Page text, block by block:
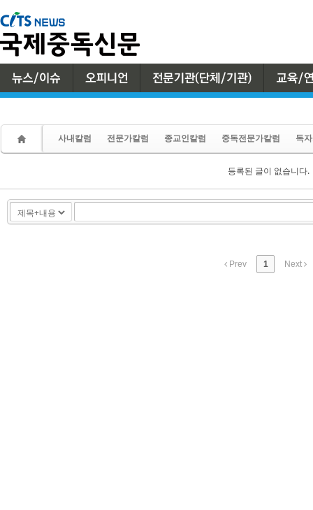
사내칼럼 전문가칼럼 종교인칼럼 중독전문가칼럼 독
등록된 글이 없습니다.
Prev 1 Next